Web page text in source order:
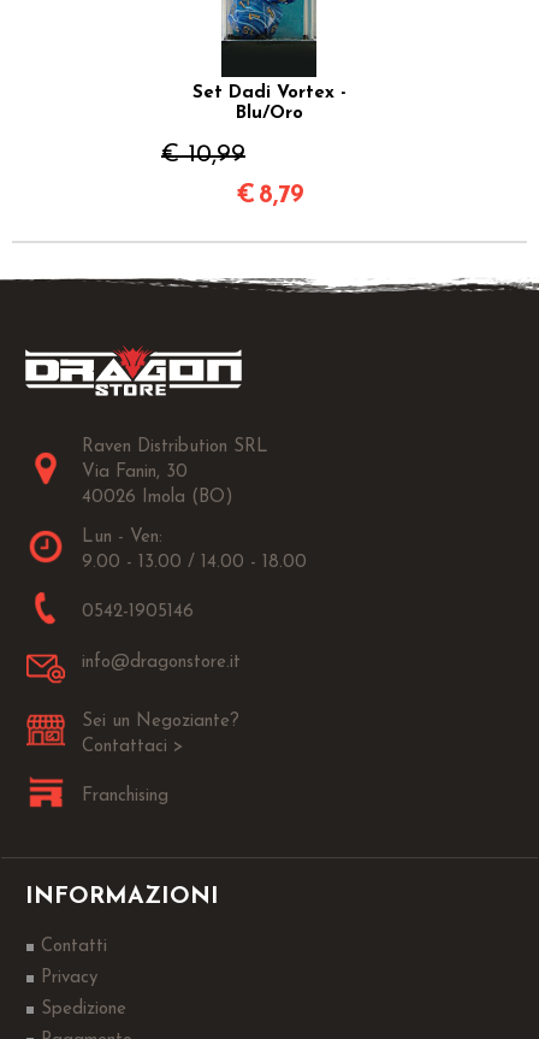
Set Dadi Vortex -
Blu/Oro
€ 10,99
€ 8,79
Raven Distribution SRL
Via Fanin, 30
40026 Imola (BO)
Lun - Ven:
9.00 - 13.00 / 14.00 - 18.00
0542-1905146
info@dragonstore.it
Sei un Negoziante?
Contattaci >
Franchising
INFORMAZIONI
Contatti
Privacy
Spedizione